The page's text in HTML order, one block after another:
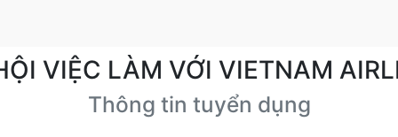
VIỆC LÀM VỚI VIETNAM
Thông tin tuyển dụng